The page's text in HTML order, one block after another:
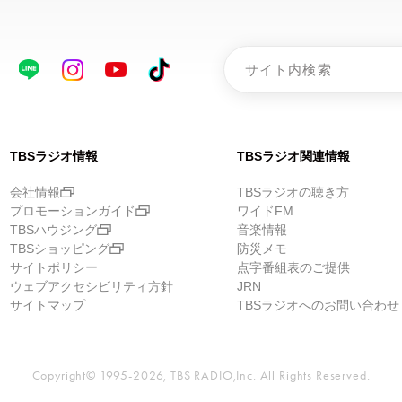
TBSラジオ情報
会社情報
プロモーションガイド
TBSハウジング
TBSショッピング
サイトポリシー
ウェブアクセシビリティ方針
サイトマップ
TBSラジオ関連情報
TBSラジオの聴き方
ワイドFM
音楽情報
防災メモ
点字番組表のご提供
JRN
TBSラジオへのお問い合わせ
Copyright© 1995-2026, TBS RADIO,Inc. All Rights Reserved.